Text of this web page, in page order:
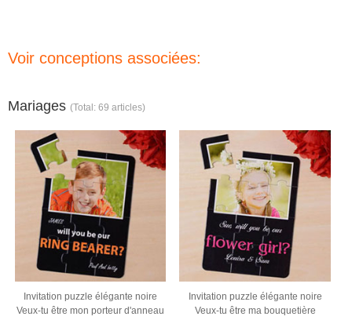
Voir conceptions associées:
Mariages (Total: 69 articles)
Invitation puzzle élégante noire
Veux-tu être mon porteur d'anneau
Invitation puzzle élégante noire
Veux-tu être ma bouquetière